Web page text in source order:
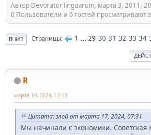
Автор Devorator linguarum, марта 3, 2011,
0 Пользователи и 6 гостей просматривают
ВНИЗ Страницы 1 ... 29 30 31 32 33 34
R
марта 19, 2024, 12:13
Цитата: злой от марта 17, 2024, 07:31
Мы начинали с экономики. Советская